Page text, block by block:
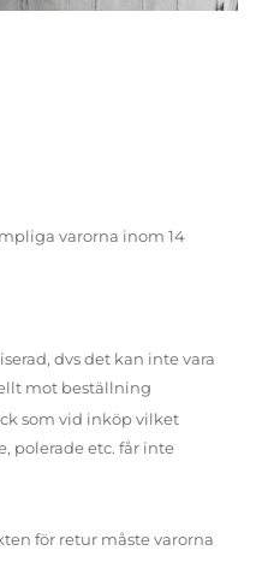
varorna inom 14
dvs det kan inte vara
mot beställning
som vid inköp vilket
polerade etc. får inte
för retur måste varorna